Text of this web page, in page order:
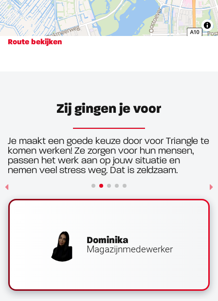
Route bekijken
Zij gingen je voor
Je maakt een goede keuze door voor Triangle te
komen werken! Ze zorgen voor hun mensen,
passen het werk aan op jouw situatie en
nemen veel stress weg. Dat is zeldzaam.
Dominika
Magazijnmedewerker